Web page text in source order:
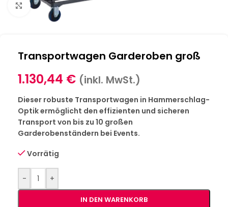
Klick zum Vergrößern
Transportwagen Garderoben groß
1.130,44 € (inkl. MwSt.)
Dieser robuste Transportwagen in Hammerschlag-
Optik ermöglicht den effizienten und sicheren
Transport von bis zu 10 großen
Garderobenständern bei Events.
Vorrätig
- +
IN DEN WARENKORB